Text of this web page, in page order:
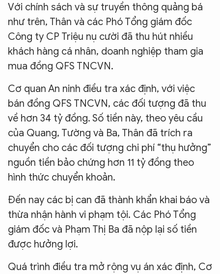
Với chính sách và sự truyền thông quảng bá
như trên, Thân và các Phó Tổng giám đốc
Công ty CP Triệu nụ cười đã thu hút nhiều
khách hàng cá nhân, doanh nghiệp tham gia
mua đồng QFS TNCVN.
Cơ quan An ninh điều tra xác định, với việc
bán đồng QFS TNCVN, các đối tượng đã thu
về hơn 34 tỷ đồng. Số tiền này, theo yêu cầu
của Quang, Tường và Ba, Thân đã trích ra
chuyển cho các đối tượng chi phí “thụ hưởng”
nguồn tiền bảo chứng hơn 11 tỷ đồng theo
hình thức chuyển khoản.
Đến nay các bị can đã thành khẩn khai báo và
thừa nhận hành vi phạm tội. Các Phó Tổng
giám đốc và Phạm Thị Ba đã nộp lại số tiền
được hưởng lợi.
Quá trình điều tra mở rộng vụ án xác định, Cơ